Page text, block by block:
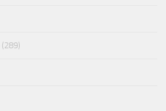
(289)